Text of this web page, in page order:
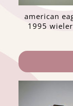
american
1995